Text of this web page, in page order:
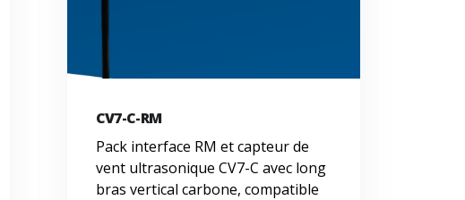
CV7-C-RM
Pack interface RM et capteur de
vent ultrasonique CV7-C avec long
bras vertical carbone, compatible